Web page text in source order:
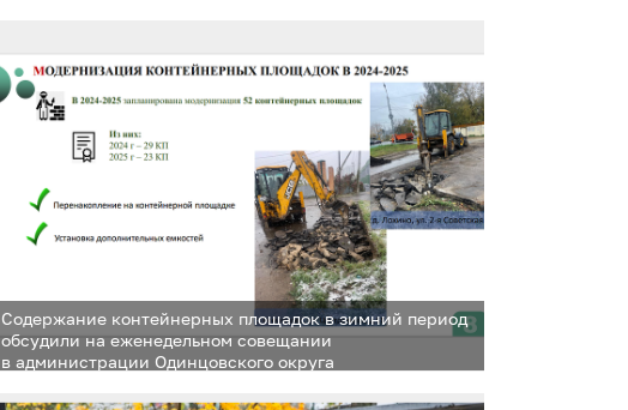
Содержание контейнерных площадок в зимний период
обсудили на еженедельном совещании
в администрации Одинцовского округа